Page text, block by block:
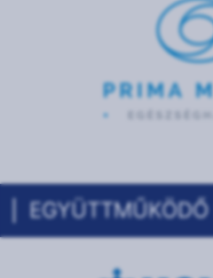
EGYÜTTMŰKÖDŐ